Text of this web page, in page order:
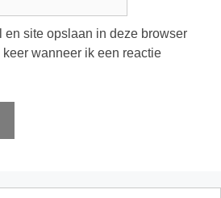
en site opslaan in deze browser
wanneer ik een reactie